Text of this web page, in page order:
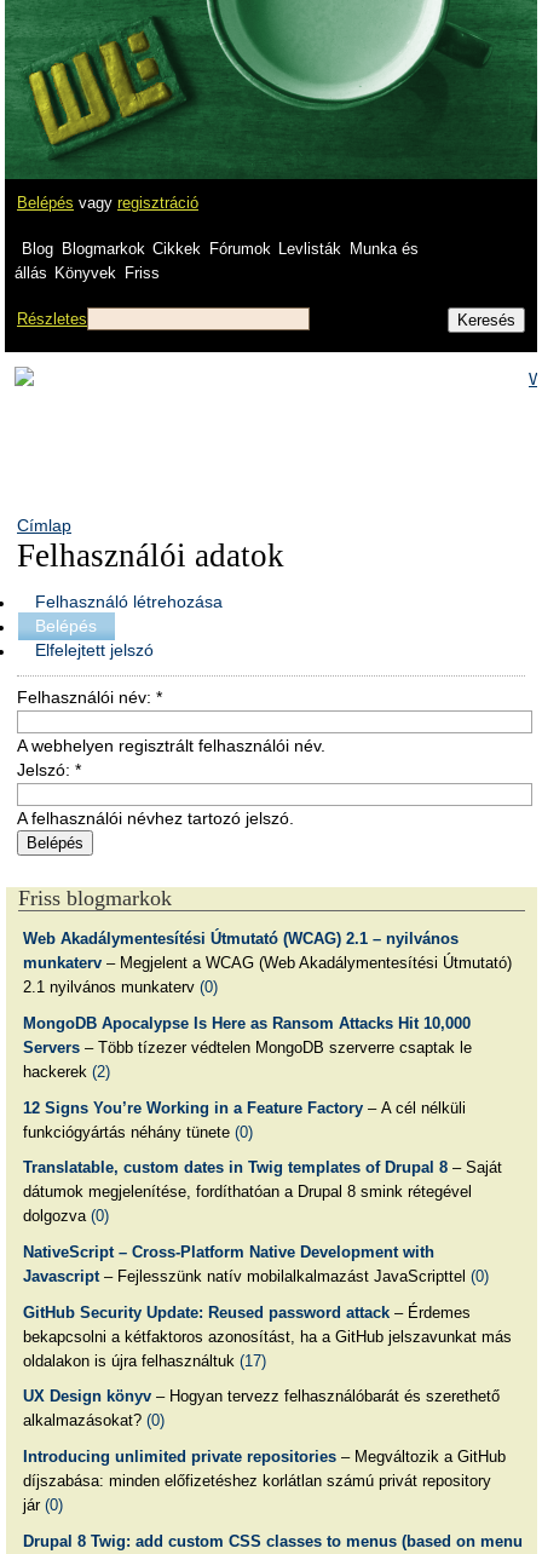
Belépés vagy regisztráció
Blog Blogmarkok Cikkek Fórumok Levlisták
Munka és
állás Könyvek Friss
Részletes
Címlap
Felhasználói adatok
Felhasználó létrehozása
Belépés
Elfelejtett jelszó
Felhasználói név: *
A webhelyen regisztrált felhasználói név.
Jelszó: *
A felhasználói névhez tartozó jelszó.
Friss blogmarkok
Web Akadálymentesítési Útmutató (WCAG) 2.1 – nyilvános
munkaterv– Megjelent a WCAG (Web Akadálymentesítési Útmutató)
2.1 nyilvános munkaterv (0)
MongoDB Apocalypse Is Here as Ransom Attacks Hit 10,000
Servers– Több tízezer védtelen MongoDB szerverre csaptak le
hackerek (2)
12 Signs You’re Working in a Feature Factory– A cél nélküli
funkciógyártás néhány tünete (0)
Translatable, custom dates in Twig templates of Drupal 8– Saját
dátumok megjelenítése, fordíthatóan a Drupal 8 smink rétegével
dolgozva (0)
NativeScript – Cross-Platform Native Development with
Javascript– Fejlesszünk natív mobilalkalmazást JavaScripttel (0)
GitHub Security Update: Reused password attack– Érdemes
bekapcsolni a kétfaktoros azonosítást, ha a GitHub jelszavunkat más
oldalakon is újra felhasználtuk (17)
UX Design könyv– Hogyan tervezz felhasználóbarát és szerethető
alkalmazásokat? (0)
Introducing unlimited private repositories– Megváltozik a GitHub
díjszabása: minden előfizetéshez korlátlan számú privát repository
jár (0)
Drupal 8 Twig: add custom CSS classes to menus (based on menu